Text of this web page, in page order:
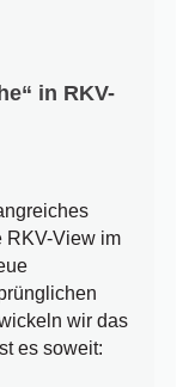
in RKV-
RKV-View im
wir das
es soweit: